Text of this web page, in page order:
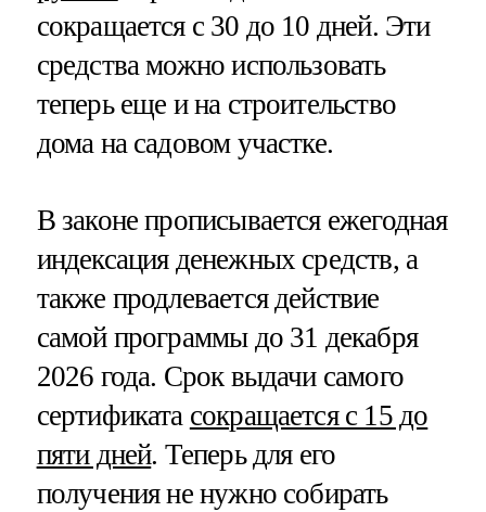
сокращается с 30 до 10 дней. Эти
средства можно использовать
теперь еще и на строительство
дома на садовом участке.
В законе прописывается ежегодная
индексация денежных средств, а
также продлевается действие
самой программы до 31 декабря
2026 года. Срок выдачи самого
сертификата сокращается с 15 до
пяти дней. Теперь для его
получения не нужно собирать